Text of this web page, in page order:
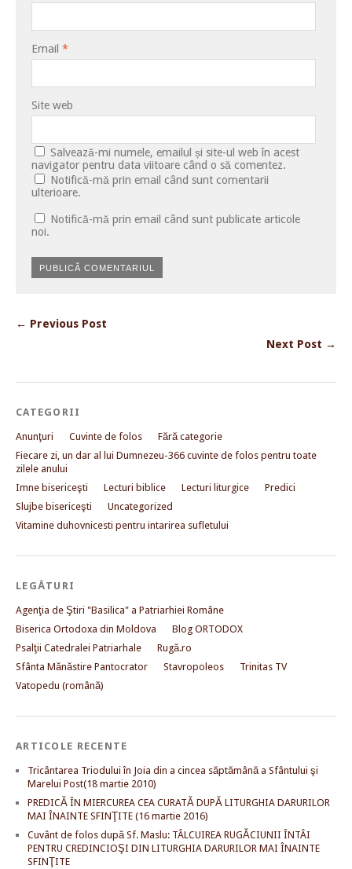
Email *
Site web
Salvează-mi numele, emailul și site-ul web în acest
navigator pentru data viitoare când o să comentez.
Notifică-mă prin email când sunt comentarii
ulterioare.
Notifică-mă prin email când sunt publicate articole
noi.
← Previous Post
Next Post →
CATEGORII
Anunţuri Cuvinte de folos
Fără categorie
Fiecare zi, un dar al lui Dumnezeu-366 cuvinte de folos pentru toate
zilele anului
Imne bisericeşti
Lecturi biblice Lecturi liturgice
Predici
Slujbe bisericeşti
Uncategorized
Vitamine duhovnicesti pentru intarirea sufletului
LEGĂTURI
Agenţia de Ştiri "Basilica" a Patriarhiei Române
Biserica Ortodoxa din Moldova
Blog ORTODOX
Psalţii Catedralei Patriarhale
Rugă.ro
Sfânta Mănăstire Pantocrator
Stavropoleos
Trinitas TV
Vatopedu (română)
ARTICOLE RECENTE
Tricântarea Triodului în Joia din a cincea săptămână a Sfântului şi
Marelui Post(18 martie 2010)
PREDICĂ ÎN MIERCUREA CEA CURATĂ DUPĂ LITURGHIA DARURILOR
MAI ÎNAINTE SFINŢITE (16 martie 2016)
Cuvânt de folos după Sf. Maslu: TÂLCUIREA RUGĂCIUNII ÎNTÂI
PENTRU CREDINCIOŞI DIN LITURGHIA DARURILOR MAI ÎNAINTE
SFINŢITE